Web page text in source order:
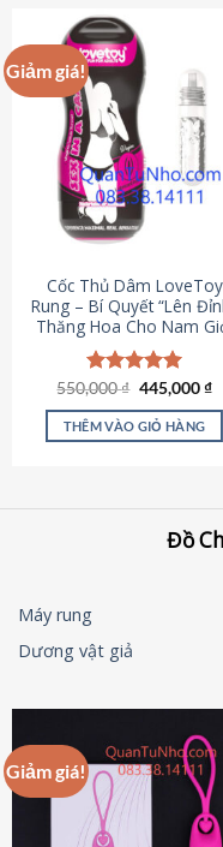
Giảm giá!
Cốc Thủ Dâm LoveToy
Rung – Bí Quyết “Lên
Thăng Hoa Cho Nam
Được xếp
hạng5.00
5 sao
550,000₫ Giá
là:
550,000 ₫.
445,000₫
tại
THÊM VÀO GIỎ HÀNG
Đồ
Máy rung
Dương vật giả
Giảm giá!